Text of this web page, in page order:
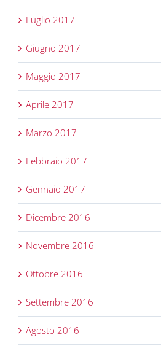
Luglio 2017
Giugno 2017
Maggio 2017
Aprile 2017
Marzo 2017
Febbraio 2017
Gennaio 2017
Dicembre 2016
Novembre 2016
Ottobre 2016
Settembre 2016
Agosto 2016